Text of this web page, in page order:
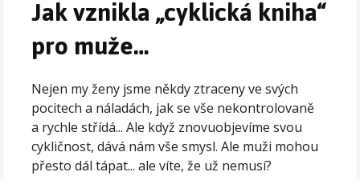
Jak vznikla „cyklická kniha“
pro muže…
Nejen my ženy jsme někdy ztraceny ve svých
pocitech a náladách, jak se vše nekontrolovaně
a rychle střídá... Ale když znovuobjevíme svou
cykličnost, dává nám vše smysl. Ale muži mohou
přesto dál tápat... ale víte, že už nemusí?